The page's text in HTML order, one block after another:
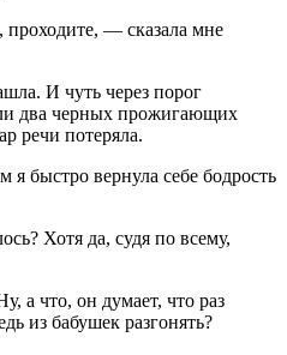
— сказала мне
И чуть через порог
два черных прожигающих
речи потеряла.
быстро вернула себе бодрость
Хотя да, судя по всему,
а что, он думает, что раз
из бабушек разгонять?